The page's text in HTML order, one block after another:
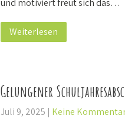
und motiviert freut sich das…
Weiterlesen
Gelungener
Juli 9, 2025 | Keine